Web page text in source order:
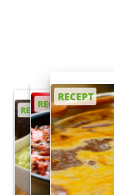
RECEPT
RECEPT
RECEPT